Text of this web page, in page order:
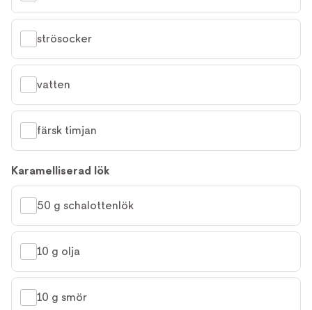
strösocker
vatten
färsk timjan
Karamelliserad lök
50 g schalottenlök
10 g olja
10 g smör